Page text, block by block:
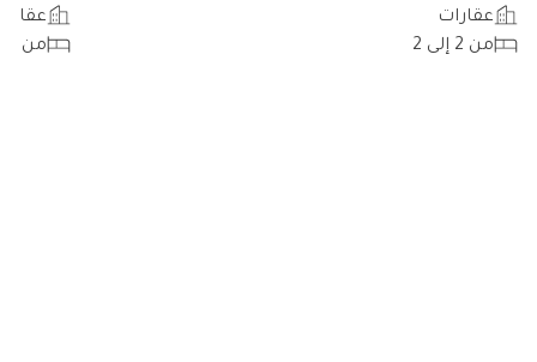
عقارات
من 2 إلى 2
من 3 إلى 5